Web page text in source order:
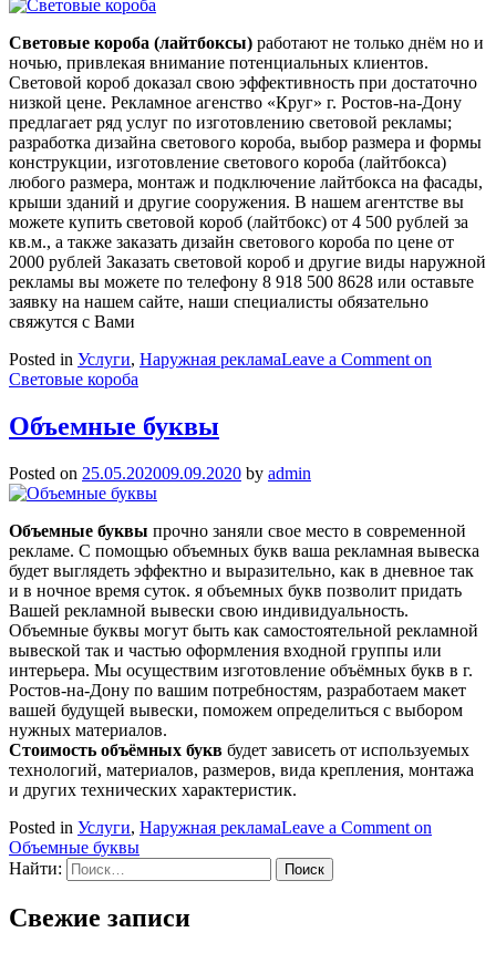
Световые короба (лайтбоксы) работают не только днём но и
ночью, привлекая внимание потенциальных клиентов.
Световой короб доказал свою эффективность при достаточно
низкой цене. Рекламное агенство «Круг» г. Ростов-на-Дону
предлагает ряд услуг по изготовлению световой рекламы;
разработка дизайна светового короба, выбор размера и формы
конструкции, изготовление светового короба (лайтбокса)
любого размера, монтаж и подключение лайтбокса на фасады,
крыши зданий и другие сооружения. В нашем агентстве вы
можете купить световой короб (лайтбокс) от 4 500 рублей за
кв.м., а также заказать дизайн светового короба по цене от
2000 рублей Заказать световой короб и другие виды наружной
рекламы вы можете по телефону 8 918 500 8628 или оставьте
заявку на нашем сайте, наши специалисты обязательно
свяжутся с Вами
Posted in Услуги, Наружная рекламаLeave a Comment on
Световые короба
Объемные буквы
Posted on 25.05.202009.09.2020 by admin
Объемные буквы прочно заняли свое место в современной
рекламе. С помощью объемных букв ваша рекламная вывеска
будет выглядеть эффектно и выразительно, как в дневное так
и в ночное время суток. я объемных букв позволит придать
Вашей рекламной вывески свою индивидуальность.
Объемные буквы могут быть как самостоятельной рекламной
вывеской так и частью оформления входной группы или
интерьера. Мы осуществим изготовление объёмных букв в г.
Ростов-на-Дону по вашим потребностям, разработаем макет
вашей будущей вывески, поможем определиться с выбором
нужных материалов.
Стоимость объёмных букв будет зависеть от используемых
технологий, материалов, размеров, вида крепления, монтажа
и других технических характеристик.
Posted in Услуги, Наружная рекламаLeave a Comment on
Объемные буквы
Найти:
Свежие записи